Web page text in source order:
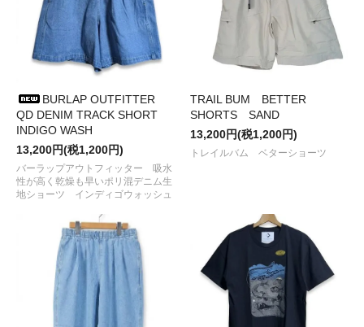
た。
●2022/ 5/ 4 ULTRA HEAVY Tシャツとショートパンツが
入荷しました
●2022/ 4/ 8TRAILBUMから ショートパンツ
が入荷しました
●2022/ 4/ 5MUSIC Tシャツ
が入荷しました
した。
●2022/ 3/17BURLAP OUTFITTERから3/4 B.C. SHIRT
荷しました。
●2022/ 2/27Design Studio Bergchen から
ランタンシェード
が入荷しました
●2022/ 2/22ULTRA HEAVYから
入荷しました
RZIP、CASEなど再入荷しました
●2022/ 1/16BURLAP OUTFITTER からPEN JACKET LW
荷しました
●2022/ 1/15
RWCHEから SESSION CORDUROY PANT
が入
荷しました
●2022/ 1/12 大切なものを湿気から守ってくれるPIONEER
が入荷しました
BURLAP OUTFITTER
QD DENIM TRACK SHORT
INDIGO WASH
13,200円(税1,200円)
バーラップアウトフィッター 吸水
性が高く乾燥も早いポリ混デニム生
地ショーツ インディゴウォッシュ
TRAIL BUM BETTER
SHORTS SAND
13,200円(税1,200円)
トレイルバム ベターショーツ